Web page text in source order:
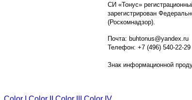
СИ «Тонус»
зарегистрирован
(Роскомнадзор).
Почта: buhtonus@yandex.ru
Телефон: +7 (496) 540-22-29
Знак информационной